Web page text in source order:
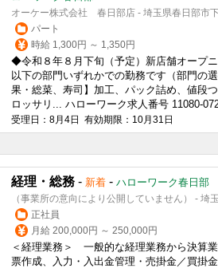
オーケー株式会社 春日部店 - 埼玉県春日部市
パート
時給 1,300円 ～ 1,350円
◆令和８年８月下旬（予定）新店舗オープ
以下の部門いずれかでの勤務です（部門の
果・総菜、寿司】加工、パック詰め、値段
ロッサリ... ハローワーク求人番号 11080-
受理日：8月4日 有効期限：10月31日
経理・総務 - 新着 - ハローワーク春日部
（事業所の意向により公開していません） - 埼
正社員
月給 200,000円 ～ 250,000円
＜経理業務＞ 一般的な経理業務から決算
票作成、入力・入出金管理・売掛金／買掛